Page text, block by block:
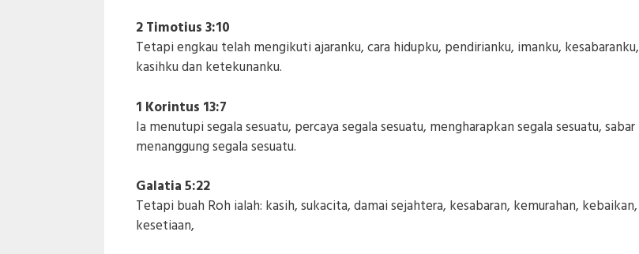
2 Timotius 3:10
Tetapi engkau telah mengikuti ajaranku, cara hidupku, pendirianku, imanku, kesabaranku,
kasihku dan ketekunanku.
1 Korintus 13:7
Ia menutupi segala sesuatu, percaya segala sesuatu, mengharapkan segala sesuatu, sabar
menanggung segala sesuatu.
Galatia 5:22
Tetapi buah Roh ialah: kasih, sukacita, damai sejahtera, kesabaran, kemurahan, kebaikan,
kesetiaan,